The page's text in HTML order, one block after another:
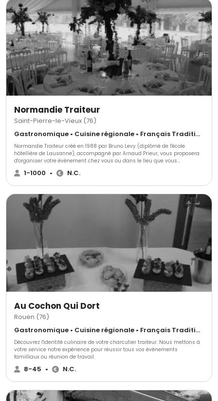
Normandie Traiteur
Saint-Pierre-le-Vieux (76)
Gastronomique • Cuisine régionale • Français Traditionnel
Normandie Traiteur créé en 1988 par Bruno Levy (diplômé de l'école
hôtellière de Lausanne), accompagné par Arnaud Prieur, vous proposera
d'organiser votre événement chez vous ou dans le lieu que vous
préalablement choisi. Normandie Traiteur est une équipe de
professionnelle et d'exception, elle organisera vos événements en formules
situés à Bosc le comte, en Seine-Maritime. Interventions : Haute-
Normandie, région parisienne.
1-1000 • N.C.
Au Cochon Qui Dort
Rouen (76)
Gastronomique • Cuisine régionale • Français Traditionnel
Découvrez l'identité culinaire de votre charcutier traiteur. Nous mettons à
votre service notre expérience pour réussir tous vos évènements
familliaux ou réunion de travail.
8-45 • N.C.